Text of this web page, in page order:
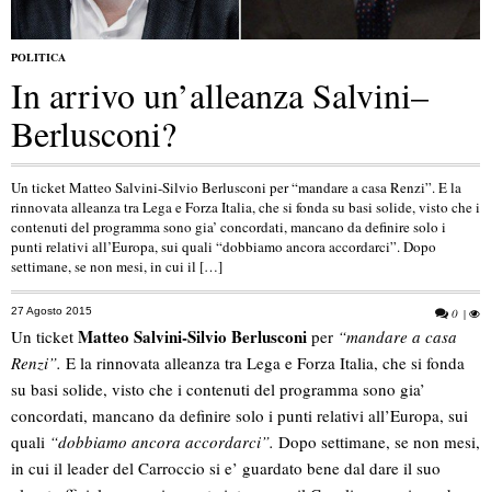
POLITICA
In arrivo un’alleanza Salvini–
Berlusconi?
Un ticket Matteo Salvini-Silvio Berlusconi per “mandare a casa Renzi”. E la
rinnovata alleanza tra Lega e Forza Italia, che si fonda su basi solide, visto che i
contenuti del programma sono gia’ concordati, mancano da definire solo i
punti relativi all’Europa, sui quali “dobbiamo ancora accordarci”. Dopo
settimane, se non mesi, in cui il […]
27 Agosto 2015 0 |
Un ticket Matteo Salvini-Silvio Berlusconi per “mandare a casa
Renzi”. E la rinnovata alleanza tra Lega e Forza Italia, che si fonda
su basi solide, visto che i contenuti del programma sono gia’
concordati, mancano da definire solo i punti relativi all’Europa, sui
quali “dobbiamo ancora accordarci”. Dopo settimane, se non mesi,
in cui il leader del Carroccio si e’ guardato bene dal dare il suo